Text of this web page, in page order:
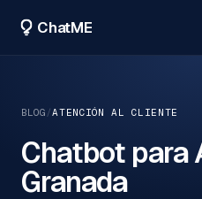
ChatME
BLOG /ATENCIÓN AL CLIENTE
Chatbot para
Granada